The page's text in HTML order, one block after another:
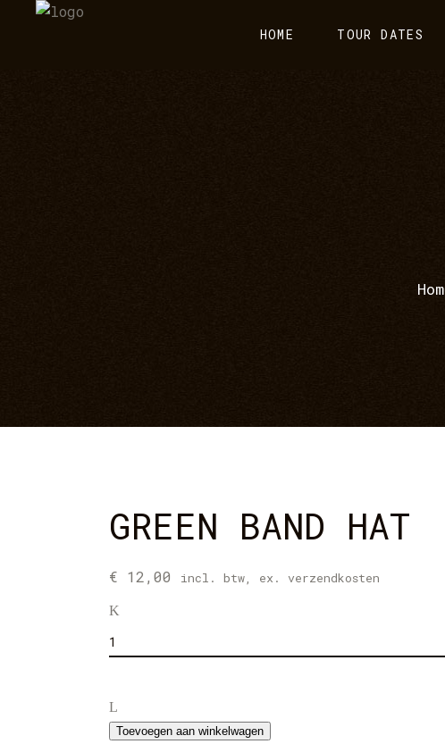
HOME TOUR DATES
GREEN BAND HAT
€ 12,00 incl. btw, ex. verzendkosten
Green
Hat
Toevoegen aan winkelwagen